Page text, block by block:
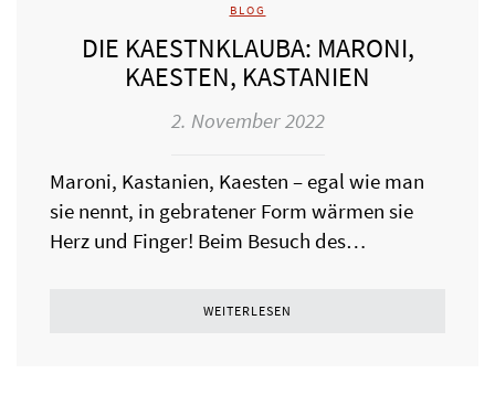
BLOG
DIE KAESTNKLAUBA: MARONI,
KAESTEN, KASTANIEN
2. November 2022
Maroni, Kastanien, Kaesten – egal wie man
sie nennt, in gebratener Form wärmen sie
Herz und Finger! Beim Besuch des…
WEITERLESEN